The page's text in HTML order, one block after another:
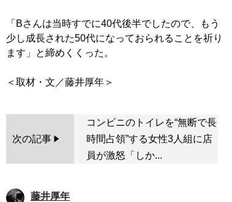
「Bさんは当時すでに40代後半でしたので、もう
少し成長された50代になっておられることを祈り
ます」と締めくくった。
次の記事
コンビニのトイレを“無断で長
時間占領”する女性3人組に店
員が激怒「しか...
藤井厚年